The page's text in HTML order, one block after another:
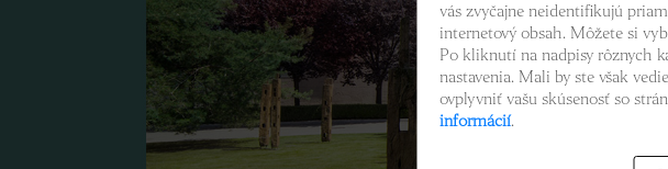
vás zvyčajne neidentifikujú
internetový obsah. Môžete si
Po kliknutí na nadpisy rôznych
nastavenia. Mali by ste však
ovplyvniť vašu skúsenosť so
informácií.